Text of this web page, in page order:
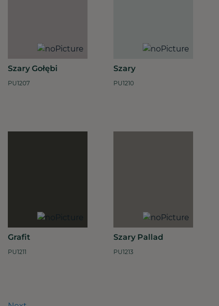
Szary Gołębi
PU1207
Szary
PU1210
Grafit
PU1211
Szary Pallad
PU1213